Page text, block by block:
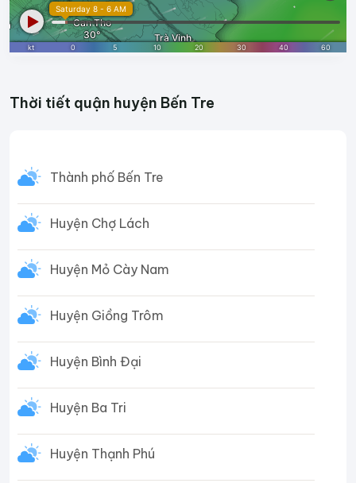
Thời tiết quận huyện Bến Tre
Thành phố Bến Tre
Huyện Chợ Lách
Huyện Mỏ Cày Nam
Huyện Giồng Trôm
Huyện Bình Đại
Huyện Ba Tri
Huyện Thạnh Phú